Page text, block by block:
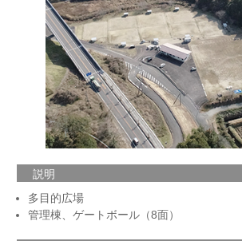
説明
多目的広場
管理棟、ゲートボール（8面）